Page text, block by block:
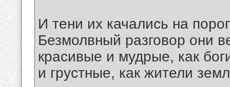
И тени их качались на
Безмолвный разговор они
красивые и мудрые, как
и грустные, как жители